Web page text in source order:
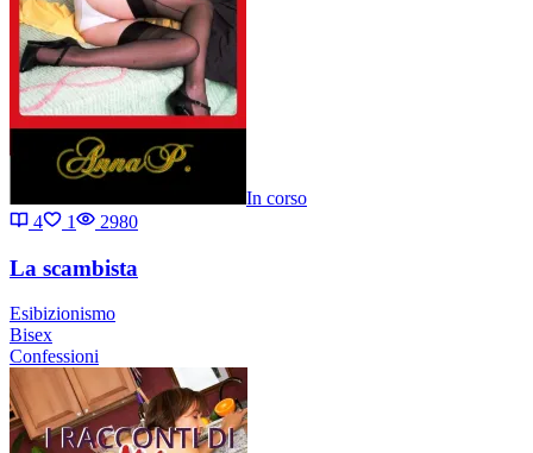
In corso
4
1 2980
La scambista
Esibizionismo
Bisex
Confessioni